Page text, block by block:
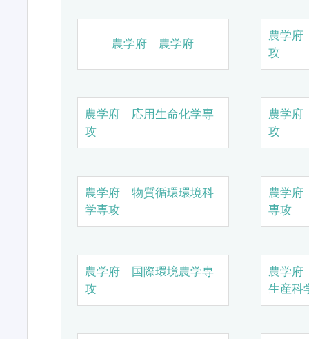
農学府 農学府
農学
攻
農学府 応用生命化学専
攻
農学
攻
農学府 物質循環環境科
学専攻
農学
専攻
農学府 国際環境農学専
攻
農学
生産科